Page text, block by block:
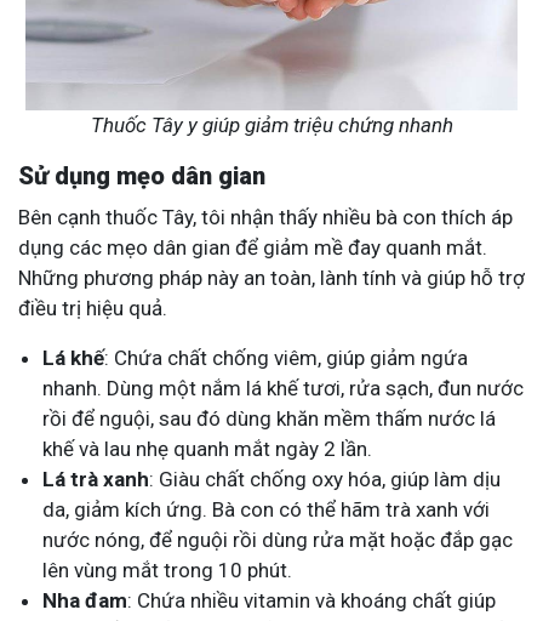
Thuốc Tây y giúp giảm triệu chứng nhanh
Sử dụng mẹo dân gian
Bên cạnh thuốc Tây, tôi nhận thấy nhiều bà con thích áp
dụng các mẹo dân gian để giảm mề đay quanh mắt.
Những phương pháp này an toàn, lành tính và giúp hỗ trợ
điều trị hiệu quả.
Lá khế: Chứa chất chống viêm, giúp giảm ngứa
nhanh. Dùng một nắm lá khế tươi, rửa sạch, đun nước
rồi để nguội, sau đó dùng khăn mềm thấm nước lá
khế và lau nhẹ quanh mắt ngày 2 lần.
Lá trà xanh: Giàu chất chống oxy hóa, giúp làm dịu
da, giảm kích ứng. Bà con có thể hãm trà xanh với
nước nóng, để nguội rồi dùng rửa mặt hoặc đắp gạc
lên vùng mắt trong 10 phút.
Nha đam: Chứa nhiều vitamin và khoáng chất giúp